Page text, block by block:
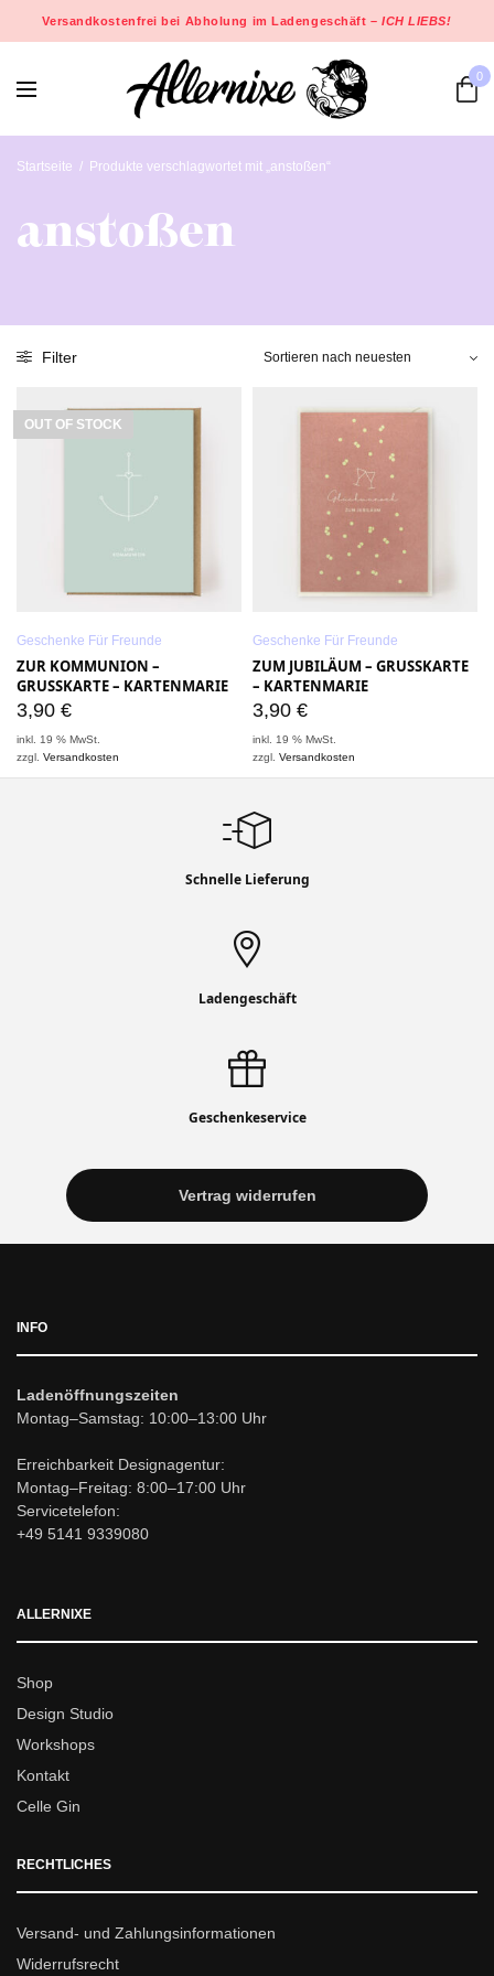
Versandkostenfrei bei Abholung im Ladengeschäft –ICH LIEBS!
0
Startseite / Produkte verschlagwortet mit „anstoßen“
anstoßen
Filter
OUT OF STOCK
Geschenke Für Freunde
ZUR KOMMUNION –
GRUSSKARTE – KARTENMARIE
3,90 €
inkl. 19 % MwSt.
zzgl.Versandkosten
Geschenke Für Freunde
ZUM JUBILÄUM – GRUSSKARTE –
KARTENMARIE
3,90 €
inkl. 19 % MwSt.
zzgl.Versandkosten
Schnelle Lieferung
Ladengeschäft
Geschenkeservice
Vertrag widerrufen
INFO
Ladenöffnungszeiten
Montag–Samstag: 10:00–13:00 Uhr
Erreichbarkeit Designagentur:
Montag–Freitag: 8:00–17:00 Uhr
Servicetelefon:
+49 5141 9339080
ALLERNIXE
Shop
Design Studio
Workshops
Kontakt
Celle Gin
RECHTLICHES
Versand- und Zahlungsinformationen
Widerrufsrecht